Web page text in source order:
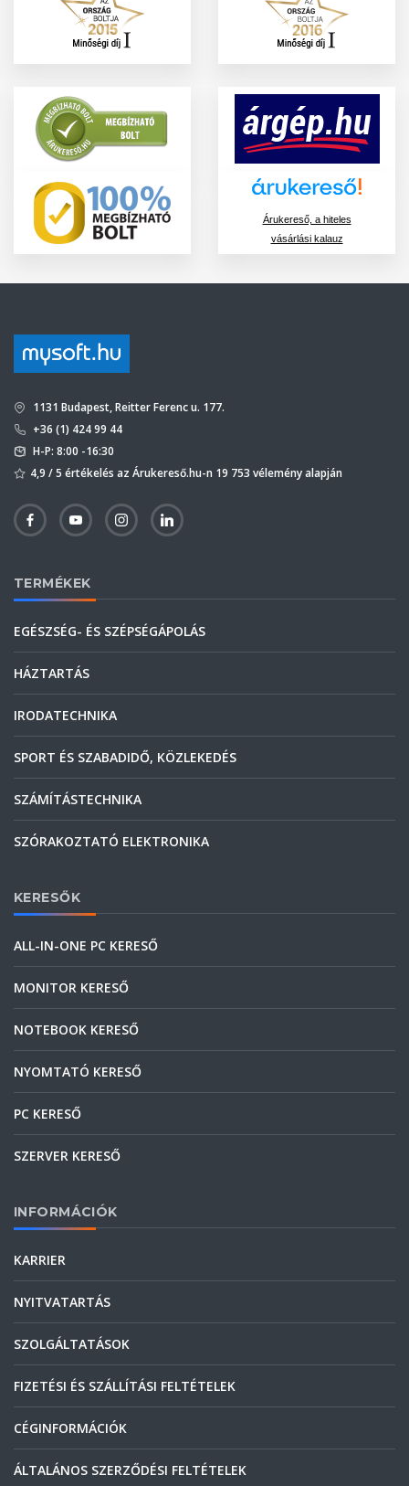
Árukereső, a hiteles
vásárlási kalauz
1131 Budapest, Reitter Ferenc u. 177.
+36 (1) 424 99 44
H-P: 8:00 -16:30
4,9 / 5 értékelés az Árukereső.hu-n 19 753 vélemény alapján
TERMÉKEK
EGÉSZSÉG- ÉS SZÉPSÉGÁPOLÁS
HÁZTARTÁS
IRODATECHNIKA
SPORT ÉS SZABADIDŐ, KÖZLEKEDÉS
SZÁMÍTÁSTECHNIKA
SZÓRAKOZTATÓ ELEKTRONIKA
KERESŐK
ALL-IN-ONE PC KERESŐ
MONITOR KERESŐ
NOTEBOOK KERESŐ
NYOMTATÓ KERESŐ
PC KERESŐ
SZERVER KERESŐ
INFORMÁCIÓK
KARRIER
NYITVATARTÁS
SZOLGÁLTATÁSOK
FIZETÉSI ÉS SZÁLLÍTÁSI FELTÉTELEK
CÉGINFORMÁCIÓK
ÁLTALÁNOS SZERZŐDÉSI FELTÉTELEK